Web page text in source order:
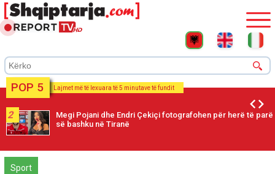
POP 5 Lajmet më të lexuara të 5 minutave të fundit
2
Megi Pojani dhe Endri Çekiçi fotografohen për herë të parë
së bashku në Tiranë
Sport